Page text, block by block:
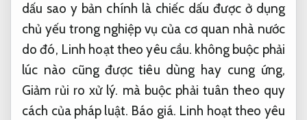
dấu sao y bản chính là chiếc dấu được ở dụng
chủ yếu trong nghiệp vụ của cơ quan nhà nước
do đó, Linh hoạt theo yêu cầu. không buộc phải
lúc nào cũng được tiêu dùng hay cung ứng,
Giảm rủi ro xử lý. mà buộc phải tuân theo quy
cách của pháp luật. Báo giá. Linh hoạt theo yêu